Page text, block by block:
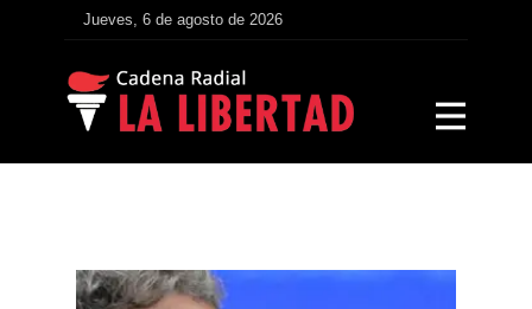
Jueves, 6 de agosto de 2026